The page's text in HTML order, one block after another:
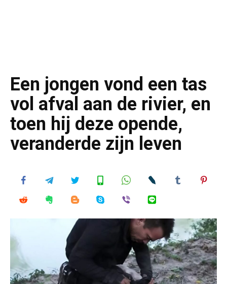
Een jongen vond een tas
vol afval aan de rivier, en
toen hij deze opende,
veranderde zijn leven